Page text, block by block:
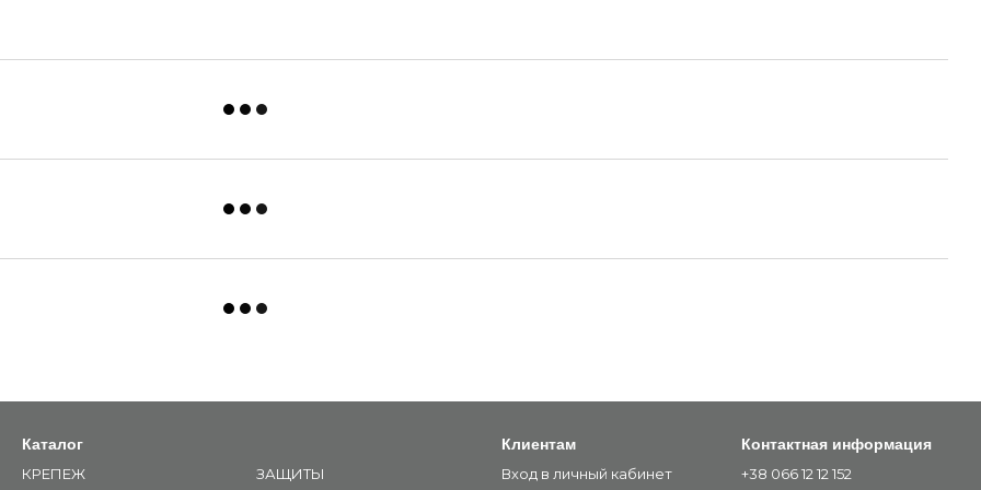
Каталог
КРЕПЕЖ
ЗАЩИТЫ
Клиентам
Вход в личный кабинет
Контактная информация
+38 066 12 12 152